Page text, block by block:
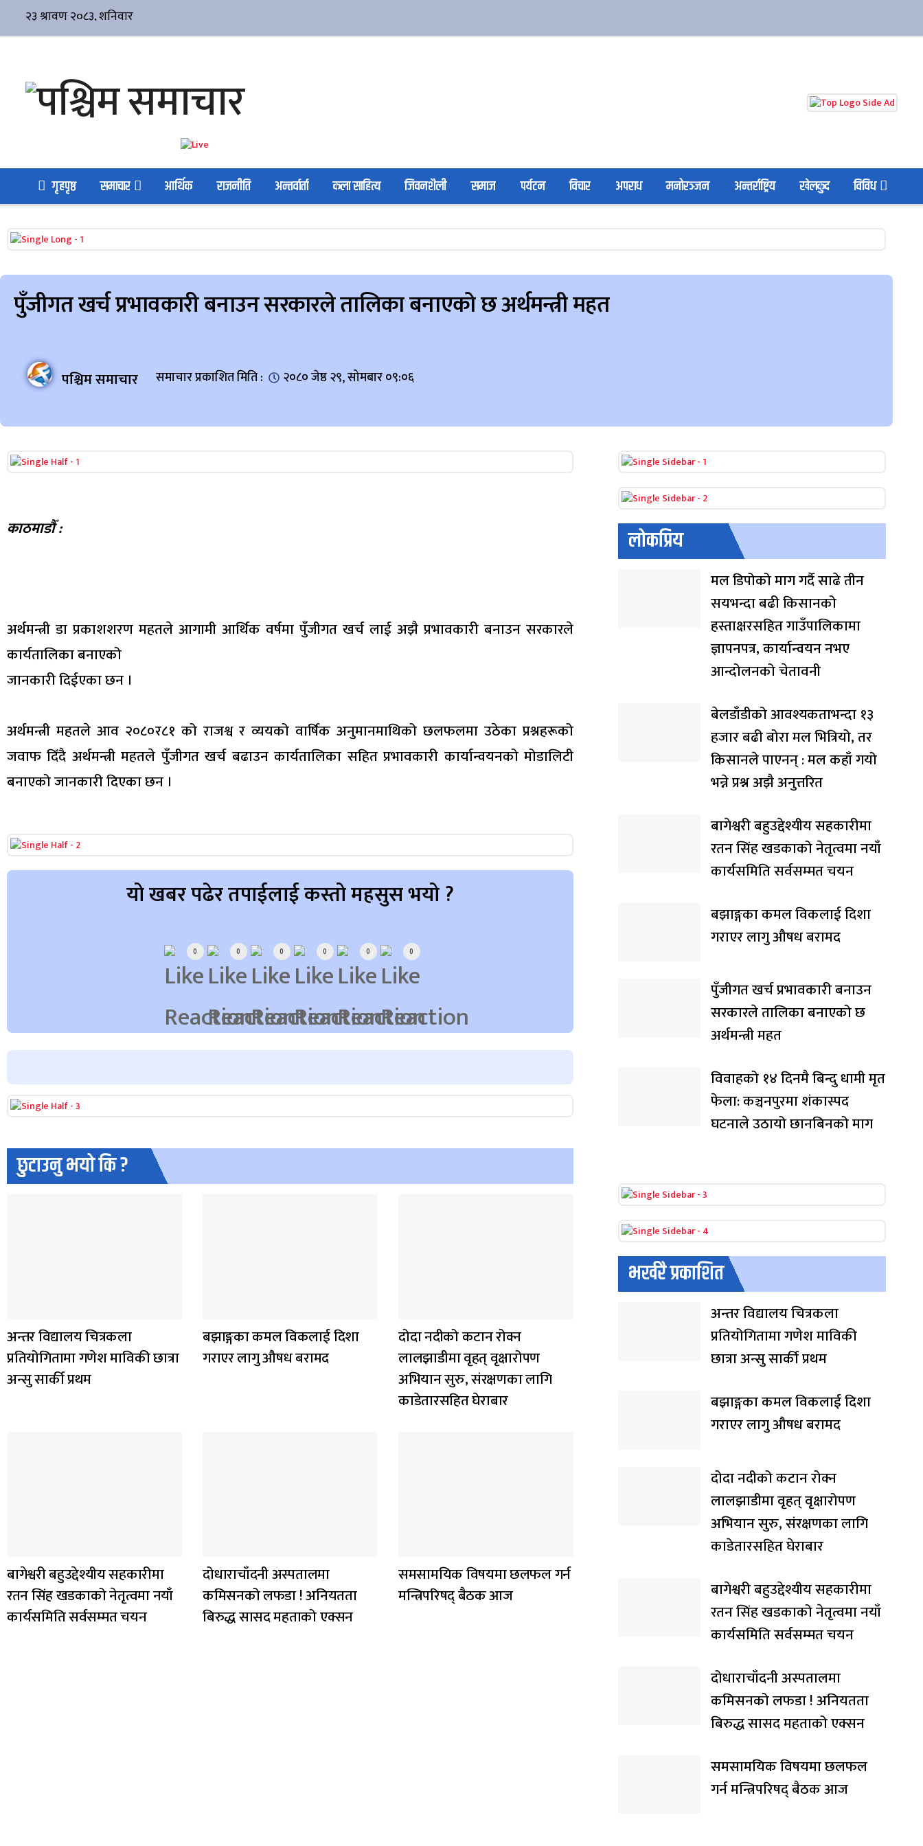
गृहपृष्ठ समाचार आर्थिक राजनीति अन्तर्वार्ता कला साहित्य जिवनशैली समाज पर्यटन विचार अपराध मनोरञ्जन अन्तर्राष्ट्रिय खेलकुद विविध
पुँजीगत खर्च प्रभावकारी बनाउन सरकारले तालिका बनाएको छ अर्थमन्त्री महत
पश्चिम समाचार समाचार प्रकाशित मिति : २०८० जेष्ठ २९, सोमबार ०९:०६
काठमाडौँ :
अर्थमन्त्री डा प्रकाशशरण महतले आगामी आर्थिक वर्षमा पुँजीगत खर्च लाई अझै प्रभावकारी बनाउन सरकारले
कार्यतालिका बनाएको
जानकारी दिईएका छन ।
अर्थमन्त्री महतले आव २०८०र८१ को राजश्व र व्ययको वार्षिक अनुमानमाथिको छलफलमा उठेका प्रश्नहरूको
जवाफ दिँदै अर्थमन्त्री महतले पुँजीगत खर्च बढाउन कार्यतालिका सहित प्रभावकारी कार्यान्वयनको मोडालिटी
बनाएको जानकारी दिएका छन ।
यो खबर पढेर तपाईलाई कस्तो महसुस भयो ?
0 0 0 0 0 0
छुटाउनु भयो कि ?
अन्तर विद्यालय चित्रकला
प्रतियोगितामा गणेश माविकी छात्रा
अन्सु सार्की प्रथम
बझाङ्गका कमल विकलाई दिशा
गराएर लागु औषध बरामद
दोदा नदीको कटान रोक्न
लालझाडीमा वृहत् वृक्षारोपण
अभियान सुरु, संरक्षणका लागि
काडेतारसहित घेराबार
बागेश्वरी बहुउद्देश्यीय सहकारीमा
रतन सिंह खडकाको नेतृत्वमा नयाँ
कार्यसमिति सर्वसम्मत चयन
दोधाराचाँदनी अस्पतालमा
कमिसनको लफडा ! अनियतता
बिरुद्ध सासद महताको एक्सन
समसामयिक विषयमा छलफल गर्न
मन्त्रिपरिषद् बैठक आज
लोकप्रिय
मल डिपोको माग गर्दै साढे तीन
सयभन्दा बढी किसानको
हस्ताक्षरसहित गाउँपालिकामा
ज्ञापनपत्र, कार्यान्वयन नभए
आन्दोलनको चेतावनी
बेलडाँडीको आवश्यकताभन्दा १३
हजार बढी बोरा मल भित्रियो, तर
किसानले पाएनन् : मल कहाँ गयो
भन्ने प्रश्न अझै अनुत्तरित
बागेश्वरी बहुउद्देश्यीय सहकारीमा
रतन सिंह खडकाको नेतृत्वमा नयाँ
कार्यसमिति सर्वसम्मत चयन
बझाङ्गका कमल विकलाई दिशा
गराएर लागु औषध बरामद
पुँजीगत खर्च प्रभावकारी बनाउन
सरकारले तालिका बनाएको छ
अर्थमन्त्री महत
विवाहको १४ दिनमै बिन्दु धामी मृत
फेला: कञ्चनपुरमा शंकास्पद
घटनाले उठायो छानबिनको माग
भर्खरै प्रकाशित
अन्तर विद्यालय चित्रकला
प्रतियोगितामा गणेश माविकी
छात्रा अन्सु सार्की प्रथम
बझाङ्गका कमल विकलाई दिशा
गराएर लागु औषध बरामद
दोदा नदीको कटान रोक्न
लालझाडीमा वृहत् वृक्षारोपण
अभियान सुरु, संरक्षणका लागि
काडेतारसहित घेराबार
बागेश्वरी बहुउद्देश्यीय सहकारीमा
रतन सिंह खडकाको नेतृत्वमा नयाँ
कार्यसमिति सर्वसम्मत चयन
दोधाराचाँदनी अस्पतालमा
कमिसनको लफडा ! अनियतता
बिरुद्ध सासद महताको एक्सन
समसामयिक विषयमा छलफल
गर्न मन्त्रिपरिषद् बैठक आज